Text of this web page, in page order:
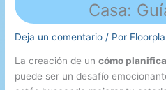
Casa:
Deja un comentario / Por
La creación de uncómo
puede ser un desafío